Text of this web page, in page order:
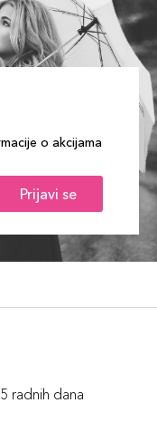
o akcijama
Prijavi se
radnih dana